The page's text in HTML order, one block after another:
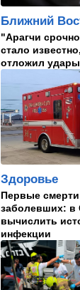
20:50
Как
20:37
Цена
почему
бьют
19:30
ДТП в
18:38
Подарок
Ближний
"Арагчи
стало
отложил
Здоровье
Первые
заболевших: в
вычислить
инфекции